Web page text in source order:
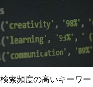
検索頻度の高いキーワ